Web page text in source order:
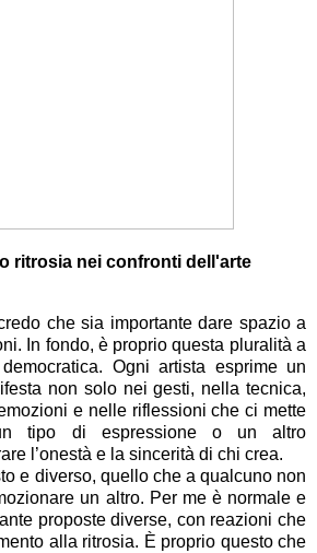
ritrosia nei confronti dell'arte
che sia importante dare spazio a
In fondo, è proprio questa pluralità a
Ogni artista esprime un
non solo nei gesti, nella tecnica,
e nelle riflessioni che ci mette
tipo di espressione o un altro
l’onestà e la sincerità di chi crea.
e diverso, quello che a qualcuno non
un altro. Per me è normale e
proposte diverse, con reazioni che
alla ritrosia. È proprio questo che